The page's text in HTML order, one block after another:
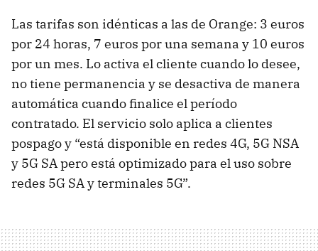
Las tarifas son idénticas a las de Orange: 3 euros
por 24 horas, 7 euros por una semana y 10 euros
por un mes. Lo activa el cliente cuando lo desee,
no tiene permanencia y se desactiva de manera
automática cuando finalice el período
contratado. El servicio solo aplica a clientes
pospago y “está disponible en redes 4G, 5G NSA
y 5G SA pero está optimizado para el uso sobre
redes 5G SA y terminales 5G”.